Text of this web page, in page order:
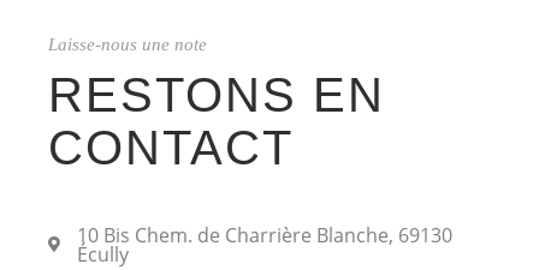
Laisse-nous une note
RESTONS EN
CONTACT
10 Bis Chem. de Charrière Blanche, 69130
Écully